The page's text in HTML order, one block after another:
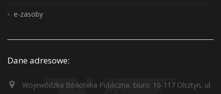
e-zasoby
Dane adresowe:
Wojewódzka Biblioteka Publiczna, biuro: 10-117 Olsztyn, ul.